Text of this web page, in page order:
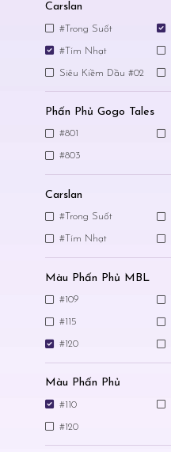
Carslan
#Trong Suốt
#Tím Nhạt
Siêu Kiềm Dầu #02
Phấn Phủ Gogo Tales
#801
#803
Carslan
#Trong Suốt
#Tím Nhạt
Màu Phấn Phủ MBL
#109
#115
#120
Màu Phấn Phủ
#110
#120